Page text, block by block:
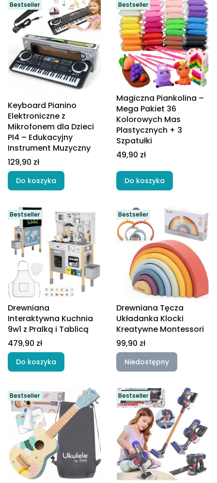
Bestseller
Keyboard Pianino
Elektroniczne z
Mikrofonem dla Dzieci
PI4 – Edukacyjny
Instrument Muzyczny
Cena
129,90 zł
Do koszyka
Bestseller
Magiczna Piankolina –
Mega Pakiet 36
Kolorowych Mas
Plastycznych + 3
Szpatułki
Cena
49,90 zł
Do koszyka
Bestseller
Drewniana
Interaktywna Kuchnia
9w1 z Pralką i Tablicą
Cena
479,90 zł
Do koszyka
Bestseller
Drewniana Tęcza
Układanka Klocki
Kreatywne Montessori
Cena
99,90 zł
Niedostępny
Bestseller Bestseller